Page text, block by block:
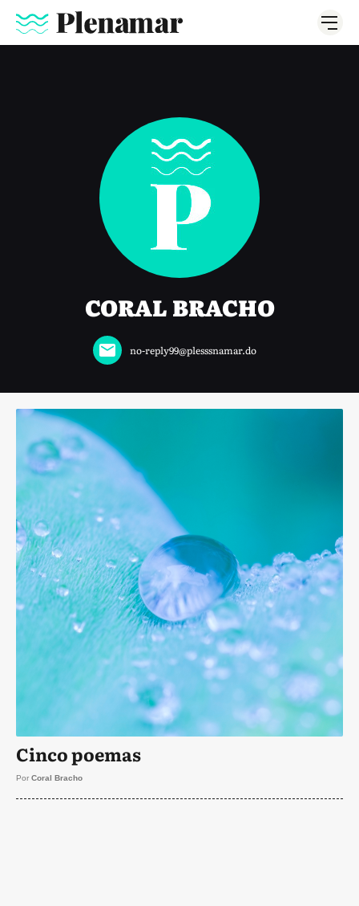
CORAL BRACHO
no-reply99@plesssnamar.do
Cinco poemas
Por Coral Bracho